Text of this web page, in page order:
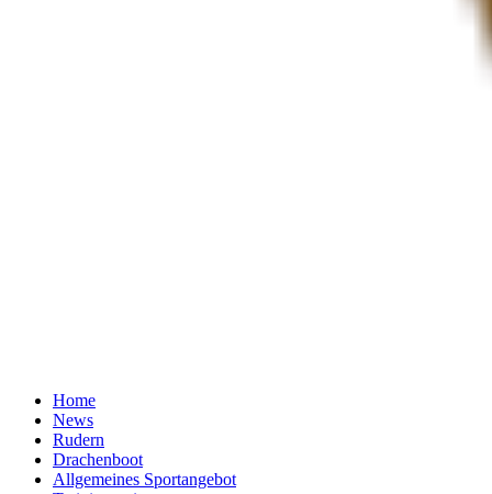
Home
News
Rudern
Drachenboot
Allgemeines Sportangebot